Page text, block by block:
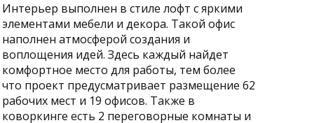
Интерьер выполнен в стиле лофт с яркими
элементами мебели и декора. Такой офис
наполнен атмосферой создания и
воплощения идей. Здесь каждый найдет
комфортное место для работы, тем более
что проект предусматривает размещение 62
рабочих мест и 19 офисов. Также в
коворкинге есть 2 переговорные комнаты и